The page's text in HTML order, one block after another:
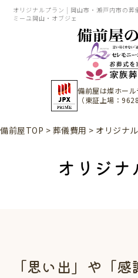
オリジナルプラン | 岡山市・瀬戸内市の葬
ミーユ岡山・オブジェ
備前屋は燦ホール
（東証上場：9628
備前屋TOP > 葬儀費用 > オリジナ
オリジナ
「思い出」や「